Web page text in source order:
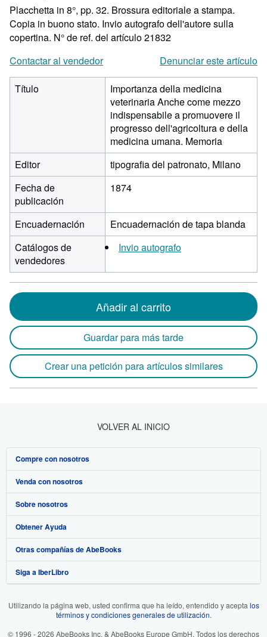
Placchetta in 8°, pp. 32. Brossura editoriale a stampa.
Copia in buono stato. Invio autografo dell'autore sulla
copertina. N° de ref. del artículo 21832
Contactar al vendedor
Denunciar este artículo
Título
Importanza della medicina
veterinaria Anche come mezzo
indispensabile a promuovere il
progresso dell'agricoltura e della
medicina umana. Memoria
Editor
tipografia del patronato, Milano
Fecha de
publicación
1874
Encuadernación
Encuadernación de tapa blanda
Catálogos de
vendedores
Invio autografo
Añadir al carrito
Guardar para más tarde
Crear una petición para artículos similares
VOLVER AL INICIO
Compre con nosotros
Búsqueda avanzada
Colecciones
Mi cuenta
Mis pedidos
Ver carrito
Venda con nosotros
Comenzar a vender
Únase a nuestro programa de afiliados
Recomiende un vendedor
Sobre nosotros
Sobre IberLibro
Medios
Empleo
Preferencias de cookies
Obtener Ayuda
Preguntas frecuentes y guías
Atención al Cliente
Otras compañías de AbeBooks
AbeBooks.com
AbeBooks.de
Siga a IberLibro
Utilizando la página web, usted confirma que ha leído, entendido y acepta los
términos y condiciones generales de utilización.
© 1996 - 2026 AbeBooks Inc. & AbeBooks Europe GmbH. Todos los derechos